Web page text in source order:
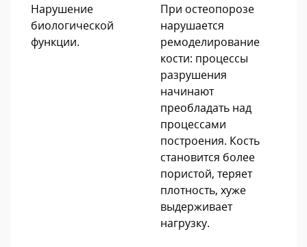
Нарушение
биологической
функции.
При остеопорозе
нарушается
ремоделирование
кости: процессы
разрушения
начинают
преобладать над
процессами
построения. Кость
становится более
пористой, теряет
плотность, хуже
выдерживает
нагрузку.